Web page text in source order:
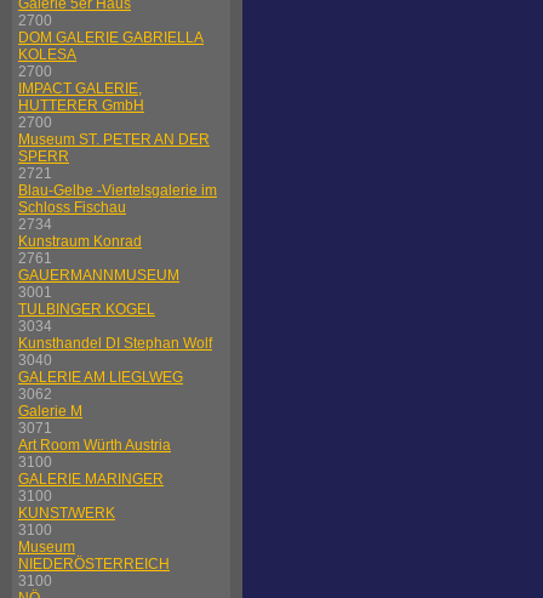
Galerie 5er Haus
2700
DOM GALERIE GABRIELLA
KOLESA
2700
IMPACT GALERIE,
HUTTERER GmbH
2700
Museum ST. PETER AN DER
SPERR
2721
Blau-Gelbe -Viertelsgalerie im
Schloss Fischau
2734
Kunstraum Konrad
2761
GAUERMANNMUSEUM
3001
TULBINGER KOGEL
3034
Kunsthandel DI Stephan Wolf
3040
GALERIE AM LIEGLWEG
3062
Galerie M
3071
Art Room Würth Austria
3100
GALERIE MARINGER
3100
KUNST/WERK
3100
Museum
NIEDERÖSTERREICH
3100